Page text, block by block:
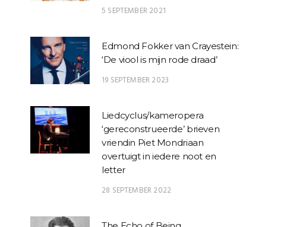
Ospedale della Pietà5 SEPTEMBER 2021
Edmond Fokker van Crayestein:
‘De viool is mijn rode draad’
19 SEPTEMBER 2023
Liedcyclus/kameropera
‘gereconstrueerde’ brieven
vriendin Piet Mondriaan
overtuigt in iedere noot en
letter
28 SEPTEMBER 2022